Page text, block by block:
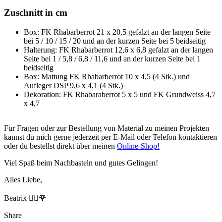
Zuschnitt in cm
Box: FK Rhabarberrot 21 x 20,5 gefalzt an der langen Seite
bei 5 / 10 / 15 / 20 und an der kurzen Seite bei 5 beidseitig
Halterung: FK Rhabarberrot 12,6 x 6,8 gefalzt an der langen
Seite bei 1 / 5,8 / 6,8 / 11,6 und an der kurzen Seite bei 1
beidseitig
Box: Mattung FK Rhabarberrot 10 x 4,5 (4 Stk.) und
Aufleger DSP 9,6 x 4,1 (4 Stk.)
Dekoration: FK Rhabaraberrot 5 x 5 und FK Grundweiss 4,7
x 4,7
Für Fragen oder zur Bestellung von Material zu meinen Projekten
kannst du mich gerne jederzeit per E-Mail oder Telefon kontaktieren
oder du bestellst direkt über meinen Online-Shop!
Viel Spaß beim Nachbasteln und gutes Gelingen!
Alles Liebe,
Beatrix 🙋‍♀️🌹
Share